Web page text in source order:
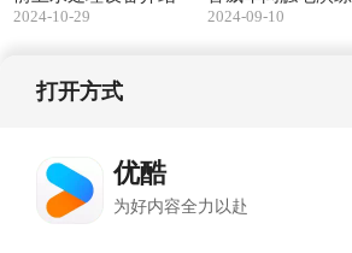
2024-10-29 2024-09-10
打开方式
优酷
为好内容全力以赴